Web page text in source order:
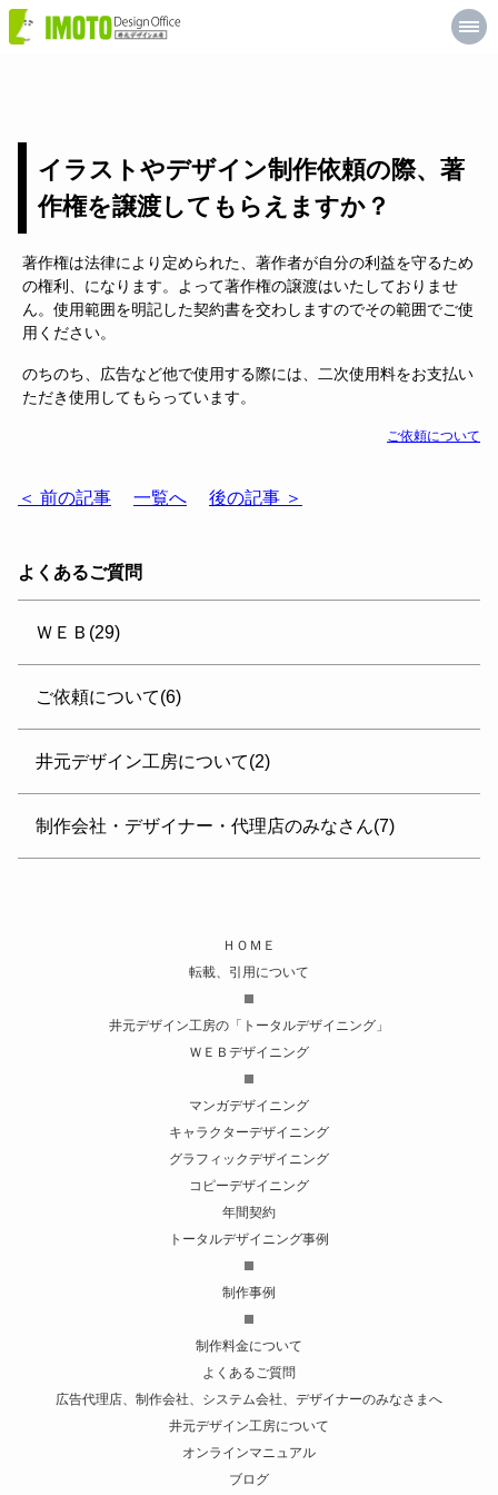
井
デ
イラストやデザイン制作依頼の際、著
作権を譲渡してもらえますか？
著作権は法律により定められた、著作者が自分の利益を守るため
の権利、になります。よって著作権の譲渡はいたしておりませ
ん。使用範囲を明記した契約書を交わしますのでその範囲でご使
用ください。
のちのち、広告など他で使用する際には、二次使用料をお支払い
ただき使用してもらっています。
ご依頼について
＜ 前の記事 一覧へ 後の記事 ＞
よくあるご質問
ＷＥＢ(29)
ご依頼について(6)
井元デザイン工房について(2)
制作会社・デザイナー・代理店のみなさん(7)
ＨＯＭＥ
転載、引用について
井元デザイン工房の「トータルデザイニング」
ＷＥＢデザイニング
マンガデザイニング
キャラクターデザイニング
グラフィックデザイニング
コピーデザイニング
年間契約
トータルデザイニング事例
制作事例
制作料金について
よくあるご質問
広告代理店、制作会社、システム会社、デザイナーのみなさまへ
井元デザイン工房について
オンラインマニュアル
ブログ